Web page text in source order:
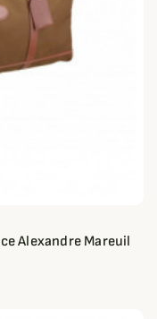
Alexandre Mareuil